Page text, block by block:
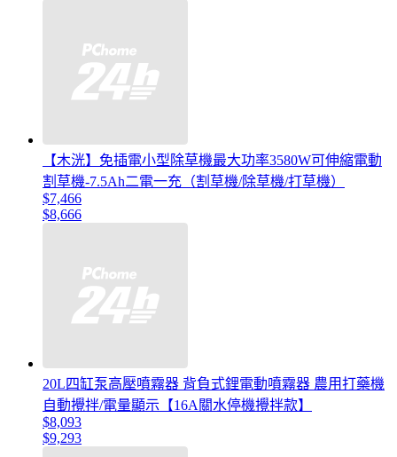
【木洸】免插電小型除草機最大功率3580W可伸縮電動
割草機-7.5Ah二電一充（割草機/除草機/打草機）
$7,466
$8,666
20L四缸泵高壓噴霧器 背負式鋰電動噴霧器 農用打藥機
自動攪拌/電量顯示【16A關水停機攪拌款】
$8,093
$9,293